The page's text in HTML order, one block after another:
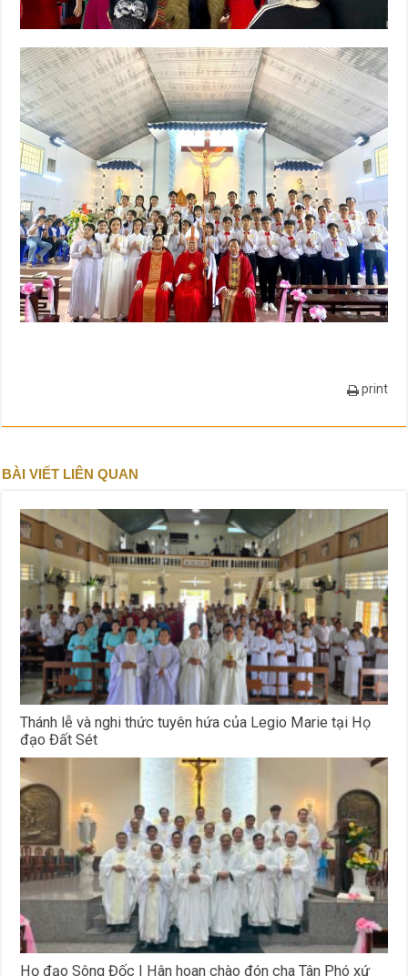
print
BÀI VIẾT LIÊN QUAN
Thánh lễ và nghi thức tuyên hứa của Legio Marie tại Họ
đạo Đất Sét
Họ đạo Sông Đốc | Hân hoan chào đón cha Tân Phó xứ